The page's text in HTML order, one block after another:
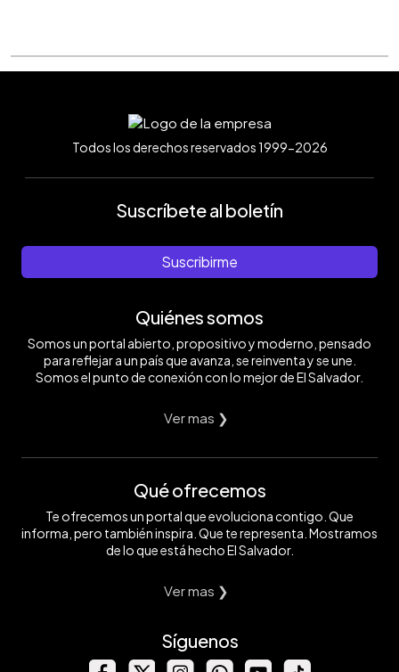
Todos los derechos reservados 1999-2026
Suscríbete al boletín
Suscribirme
Quiénes somos
Somos un portal abierto, propositivo y moderno, pensado
para reflejar a un país que avanza, se reinventa y se une.
Somos el punto de conexión con lo mejor de El Salvador.
Ver mas ❯
Qué ofrecemos
Te ofrecemos un portal que evoluciona contigo. Que
informa, pero también inspira. Que te representa. Mostramos
de lo que está hecho El Salvador.
Ver mas ❯
Síguenos